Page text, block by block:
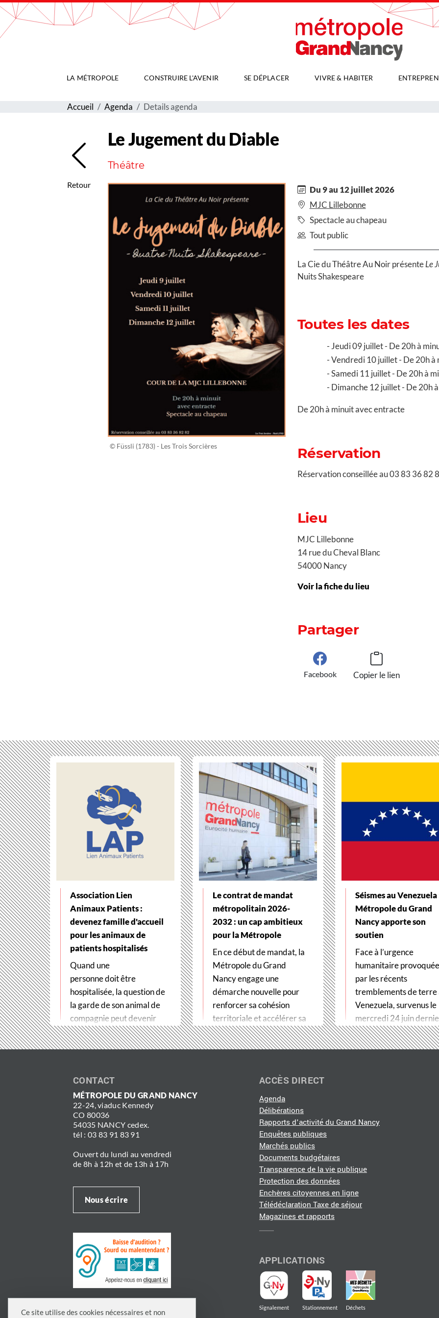
Gestion de vos préférences sur les cookies
Ce site utilise des cookies nécessaires et non
LA MÉTROPOLE CONSTRUIRE L'AVENIR SE DÉPLACER VIVRE & HABITER
Accueil Agenda Details agenda
Retour
Le Jugement du Diable
Théâtre
© Füssli (1783) - Les Trois Sorcières
Du 9 au 12 juillet 2026
MJC Lillebonne
Spectacle au chapeau
Tout public
La Cie du Théâtre Au Noir présenteLe
Nuits Shakespeare
Toutes les dates
Jeudi 09 juillet - De 20h à
Vendredi 10 juillet - De 20h à
Samedi 11 juillet - De 20h à
Dimanche 12 juillet - De 20h
De 20h à minuit avec entracte
Réservation
Réservation conseillée au 03 83 36 82
Lieu
MJC Lillebonne
14 rue du Cheval Blanc
54000 Nancy
Voir la fiche du lieu
Partager
Facebook Copier le lien
Association Lien
Animaux Patients :
devenez famille d'accueil
pour les animaux de
patients hospitalisés
Quand une
personne doit être
hospitalisée, la question de
la garde de son animal de
compagnie peut devenir
un véritable frein
aux soins. Pour…
Le contrat de mandat
métropolitain 2026-
2032 : un cap ambitieux
pour la Métropole
En ce début de mandat, la
Métropole du Grand
Nancy engage une
démarche nouvelle pour
renforcer sa cohésion
territoriale et accélérer sa
transformation…
Séismes au Venezuela
Métropole du Grand
Nancy apporte son
soutien
Face à l’urgence
humanitaire provoquée
par les récents
tremblements de terre
Venezuela, survenus le
mercredi 24 juin
Métropole du Grand…
CONTACT
MÉTROPOLE DU GRAND NANCY
22-24, viaduc Kennedy
CO 80036
54035 NANCY cedex.
tél : 03 83 91 83 91
Ouvert du lundi au vendredi
de 8h à 12h et de 13h à 17h
Nous écrire
ACCÈS DIRECT
Agenda
Délibérations
Rapports d'activité du Grand Nancy
Enquêtes publiques
Marchés publics
Documents budgétaires
Transparence de la vie publique
Protection des données
Enchères citoyennes en ligne
Télédéclaration Taxe de séjour
Magazines et rapports
APPLICATIONS
Signalement Stationnement Déchets